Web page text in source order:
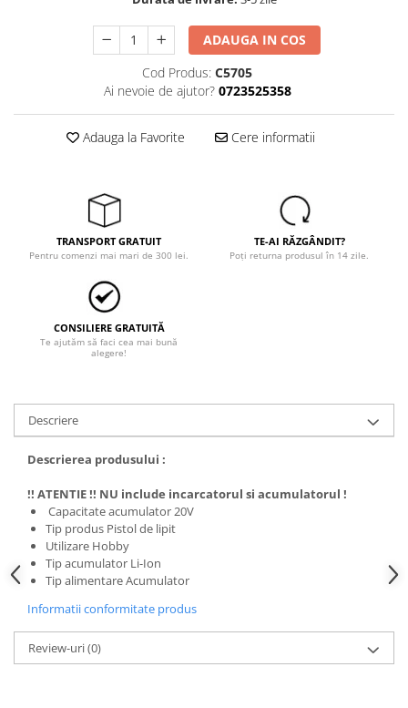
îmbrăcăminte pentru damă
Vizibilitate înalta hi-vis
îmbrăcăminte bucătari
înaltă vizibilitate hi-vis
Combinezoane
Hanorace
Pantaloni scurti
Salopetă cu pieptar
ADAUGA IN COS
Cod Produs: C5705
Ai nevoie de ajutor? 0723525358
Adauga la Favorite Cere informatii
TRANSPORT GRATUIT
Pentru comenzi mai mari de 300 lei.
TE-AI RĂZGÂNDIT?
Poți returna produsul în 14 zile.
CONSILIERE GRATUITĂ
Te ajutăm să faci cea mai bună
alegere!
Descriere
Descrierea produsului :
!! ATENTIE !! NU include incarcatorul si acumulatorul !
Capacitate acumulator 20V
Tip produs Pistol de lipit
Utilizare Hobby
Tip acumulator Li-Ion
Tip alimentare Acumulator
Informatii conformitate produs
Review-uri(0)